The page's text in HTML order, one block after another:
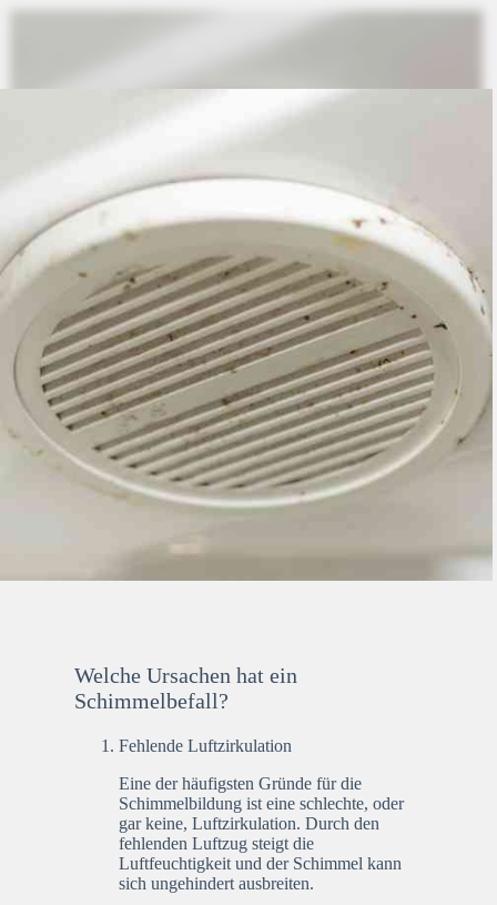
Welche Ursachen hat ein
Schimmelbefall?
Fehlende Luftzirkulation
Eine der häufigsten Gründe für die
Schimmelbildung ist eine schlechte, oder
gar keine, Luftzirkulation. Durch den
fehlenden Luftzug steigt die
Luftfeuchtigkeit und der Schimmel kann
sich ungehindert ausbreiten.